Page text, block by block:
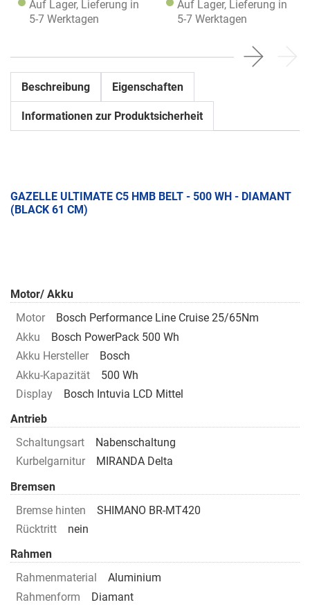
Auf Lager, Lieferung in
5-7 Werktagen
Auf Lager, Lieferung in
5-7 Werktagen
Beschreibung Eigenschaften
Informationen zur Produktsicherheit
GAZELLE ULTIMATE C5 HMB BELT - 500 WH - DIAMANT
(BLACK 61 CM)
Motor/ Akku
Motor
Bosch Performance Line Cruise 25/65Nm
Akku
Bosch PowerPack 500 Wh
Akku Hersteller
Bosch
Akku-Kapazität
500 Wh
Display
Bosch Intuvia LCD Mittel
Antrieb
Schaltungsart
Nabenschaltung
Kurbelgarnitur
MIRANDA Delta
Bremsen
Bremse hinten
SHIMANO BR-MT420
Rücktritt
nein
Rahmen
Rahmenmaterial
Aluminium
Rahmenform
Diamant